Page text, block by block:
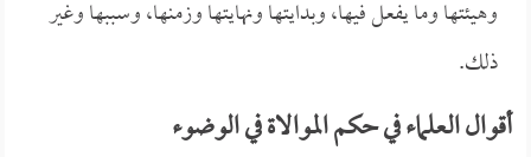
وهيئتها وما يفعل فيها، وبدايتها ونهايتها وزمنها، وسببها وغير
ذلك.
أقوال العلماء في حكم الموالاة في الوضوء